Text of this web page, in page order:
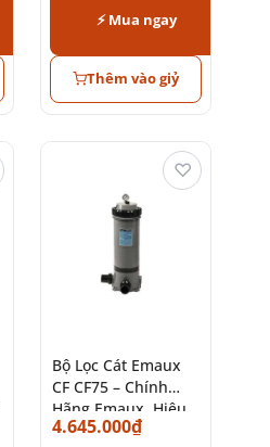
⚡ Mua ngay
Thêm vào giỷ
Bộ Lọc Cát Emaux
CF CF75 – Chính
Hãng Emaux, Hiệu
Suất Cao
4.645.000₫
♡